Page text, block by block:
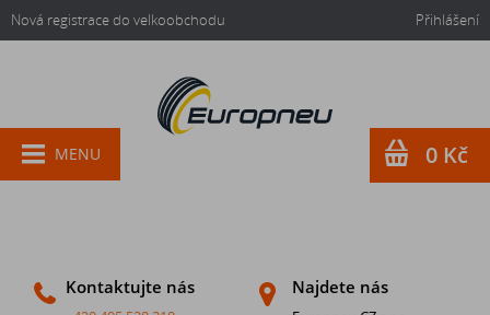
Nová registrace do velkoobchodu Přihlášení
Kontaktujte nás Najdete nás
MENU 0 Kč